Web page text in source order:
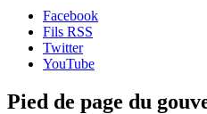
Facebook
Fils RSS
Twitter
YouTube
Pied de page du